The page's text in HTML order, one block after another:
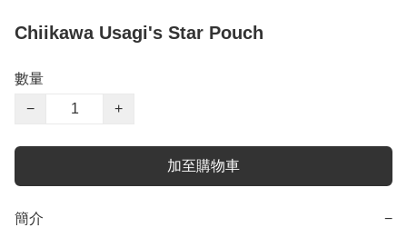
Chiikawa Usagi's Star Pouch
數量
−
+
加至購物車
簡介 −